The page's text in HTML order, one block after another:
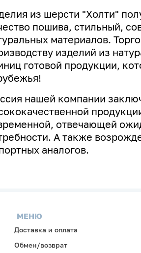
из шерсти "Холти"
пошива, стильный,
материалов.
изделий из
готовой продукции,
нашей компании
отвечающей
А также
аналогов.
МЕНЮ
Доставка и оплата
Обмен/возврат